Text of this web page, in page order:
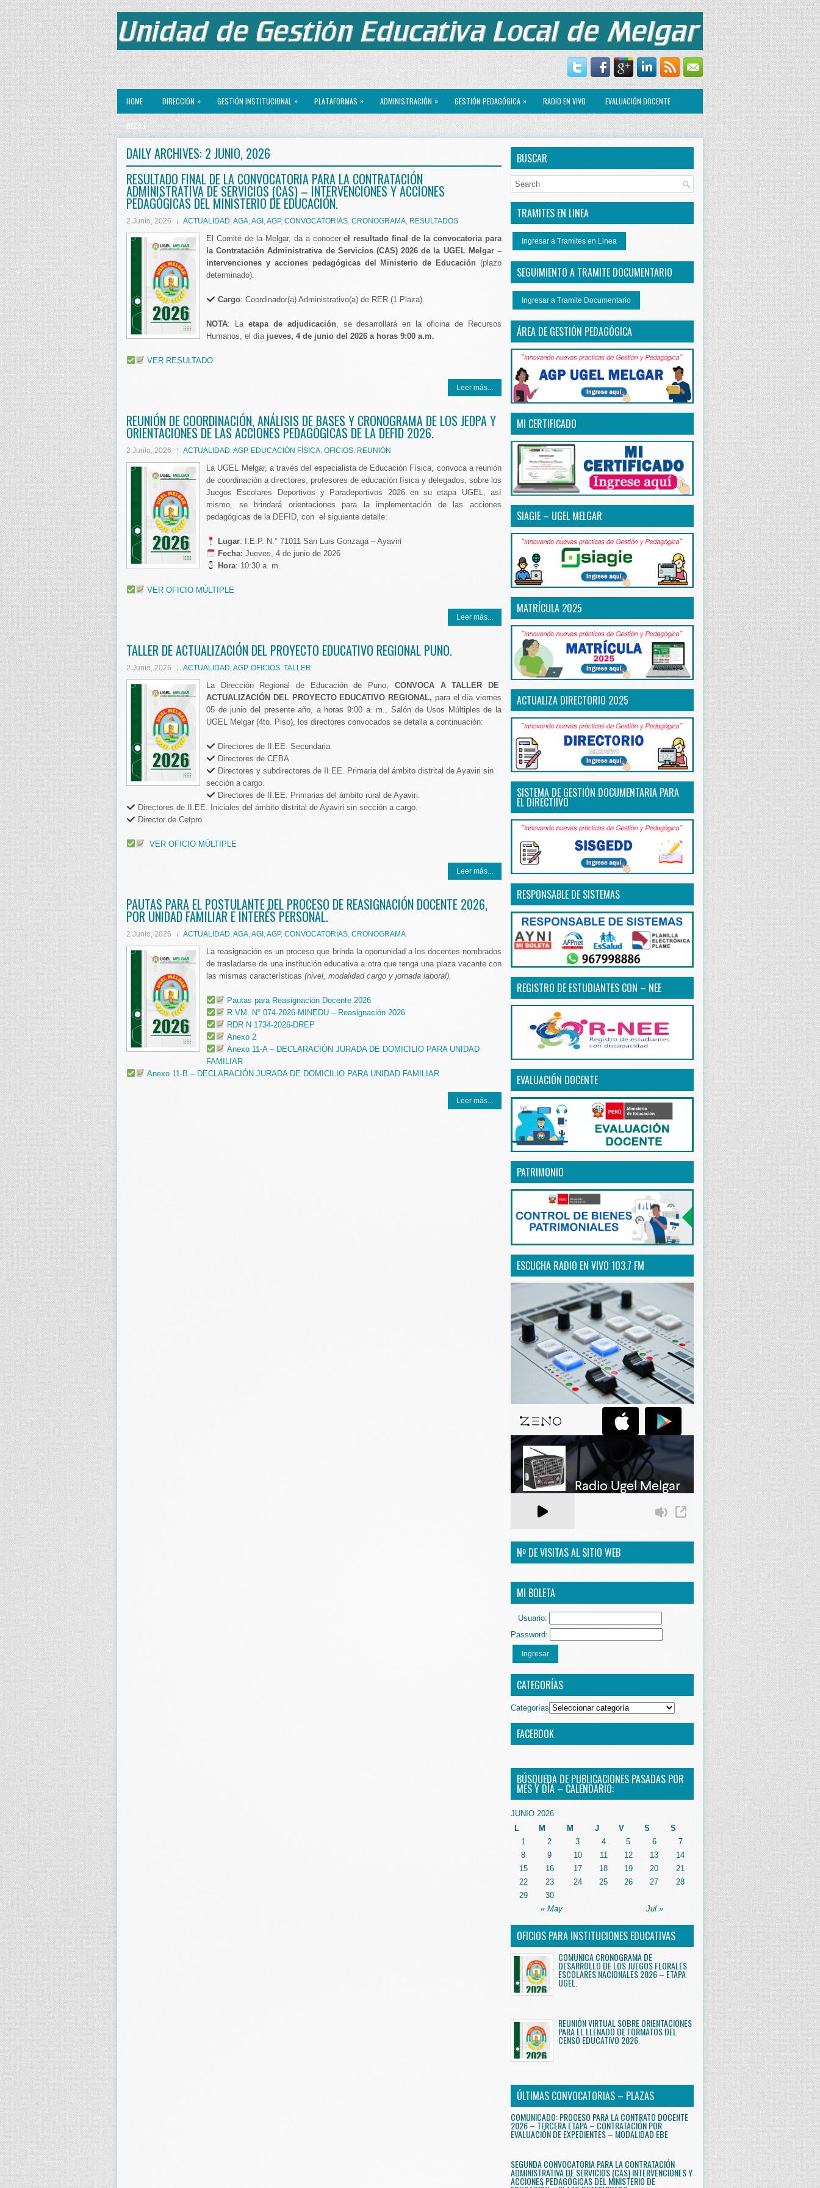
HOME DIRECCIÓN » GESTIÓN INSTITUCIONAL » PLATAFORMAS » ADMINISTRACIÓN » GESTIÓN PEDAGÓGICA » RADIO EN VIVO EVALUACIÓN DOCENTE
BECAS
DAILY ARCHIVES: 2 JUNIO, 2026
RESULTADO FINAL DE LA CONVOCATORIA PARA LA CONTRATACIÓN
ADMINISTRATIVA DE SERVICIOS (CAS) – INTERVENCIONES Y ACCIONES
PEDAGÓGICAS DEL MINISTERIO DE EDUCACIÓN.
2 Junio, 2026 ACTUALIDAD AGA AGI AGP, CONVOCATORIAS CRONOGRAMA RESULTADOS
El Comité de la Melgar, da a conocerel resultado final de la convocatoria para
la Contratación Administrativa de Servicios (CAS) 2026 de la UGEL Melgar –
intervenciones y acciones pedagógicas del Ministerio de Educación (plazo
determinado).
️ Cargo: Coordinador(a) Administrativo(a) de RER (1 Plaza).
NOTA: La etapa de adjudicación, se desarrollará en la oficina de Recursos
Humanos, el día jueves, 4 de junio del 2026 a horas 9:00 a.m.
VER RESULTADO
Leer más...
REUNIÓN DE COORDINACIÓN, ANÁLISIS DE BASES Y CRONOGRAMA DE LOS JEDPA Y
ORIENTACIONES DE LAS ACCIONES PEDAGÓGICAS DE LA DEFID 2026.
2 Junio, 2026 ACTUALIDAD AGP, EDUCACIÓN FÍSICA OFICIOS REUNIÓN
La UGEL Melgar, a través del especialista de Educación Física, convoca a reunión
de coordinación a directores, profesores de educación física y delegados, sobre los
Juegos Escolares Deportivos y Paradeportivos 2026 en su etapa UGEL, así
mismo, se brindará orientaciones para la implementación de las acciones
pedagógicas de la DEFID, con el siguiente detalle:
Lugar: I.E.P. N.° 71011 San Luis Gonzaga – Ayaviri
Fecha: Jueves, 4 de junio de 2026
Hora: 10:30 a. m.
VER OFICIO MÚLTIPLE
Leer más...
TALLER DE ACTUALIZACIÓN DEL PROYECTO EDUCATIVO REGIONAL PUNO.
2 Junio, 2026 ACTUALIDAD AGP, OFICIOS TALLER
La Dirección Regional de Educación de Puno, CONVOCA A TALLER DE
ACTUALIZACIÓN DEL PROYECTO EDUCATIVO REGIONAL, para el día viernes
05 de junio del presente año, a horas 9:00 a. m., Salón de Usos Múltiples de la
UGEL Melgar (4to. Piso), los directores convocados se detalla a continuación:
Directores de II.EE. Secundaria
Directores de CEBA
Directores y subdirectores de II.EE. Primaria del ámbito distrital de Ayaviri sin
sección a cargo.
Directores de II.EE. Primarias del ámbito rural de Ayaviri.
Directores de II.EE. Iniciales del ámbito distrital de Ayaviri sin sección a cargo.
Director de Cetpro
VER OFICIO MÚLTIPLE
Leer más...
PAUTAS PARA EL POSTULANTE DEL PROCESO DE REASIGNACIÓN DOCENTE 2026,
POR UNIDAD FAMILIAR E INTERÉS PERSONAL.
2 Junio, 2026 ACTUALIDAD AGA AGI AGP, CONVOCATORIAS CRONOGRAMA
La reasignación es un proceso que brinda la oportunidad a los docentes nombrados
de trasladarse de una institución educativa a otra que tenga una plaza vacante con
las mismas características (nivel, modalidad cargo y jornada laboral).
Pautas para Reasignación Docente 2026
R.VM. N° 074-2026-MINEDU – Reasignación 2026
RDR N 1734-2026-DREP
Anexo 2
Anexo 11-A – DECLARACIÓN JURADA DE DOMICILIO PARA UNIDAD
FAMILIAR
Anexo 11-B – DECLARACIÓN JURADA DE DOMICILIO PARA UNIDAD FAMILIAR
Leer más...
BUSCAR
TRAMITES EN LINEA
Ingresar a Tramites en Linea
SEGUIMIENTO A TRAMITE DOCUMENTARIO
Ingresar a Tramite Documentario
ÁREA DE GESTIÓN PEDAGÓGICA
MI CERTIFICADO
SIAGIE – UGEL MELGAR
MATRÍCULA 2025
ACTUALIZA DIRECTORIO 2025
SISTEMA DE GESTIÓN DOCUMENTARIA PARA
EL DIRECTIIVO
RESPONSABLE DE SISTEMAS
REGISTRO DE ESTUDIANTES CON – NEE
EVALUACIÓN DOCENTE
PATRIMONIO
ESCUCHA RADIO EN VIVO 103.7 FM
Nº DE VISITAS AL SITIO WEB
MI BOLETA
Usuario:
Password:
Ingresar
CATEGORÍAS
Categorías
FACEBOOK
BÚSQUEDA DE PUBLICACIONES PASADAS POR
MES Y DÍA – CALENDARIO:
JUNIO 2026
L
M M J V S S
« May Jul »
1 2 3 4 5 6
7
8
9 10 11 12 13
14
15
16 17 18 19 20
21
22
23 24 25 26 27
28
29
30
OFICIOS PARA INSTITUCIONES EDUCATIVAS
COMUNICA CRONOGRAMA DE
DESARROLLO DE LOS JUEGOS FLORALES
ESCOLARES NACIONALES 2026 – ETAPA
UGEL.
REUNIÓN VIRTUAL SOBRE ORIENTACIONES
PARA EL LLENADO DE FORMATOS DEL
CENSO EDUCATIVO 2026.
ÚLTIMAS CONVOCATORIAS – PLAZAS
COMUNICADO: PROCESO PARA LA CONTRATO DOCENTE
2026 – TERCERA ETAPA – CONTRATACIÓN POR
EVALUACIÓN DE EXPEDIENTES – MODALIDAD EBE
SEGUNDA CONVOCATORIA PARA LA CONTRATACIÓN
ADMINISTRATIVA DE SERVICIOS (CAS) INTERVENCIONES Y
ACCIONES PEDAGÓGICAS DEL MINISTERIO DE